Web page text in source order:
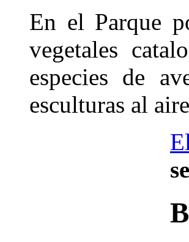
En el Parque
vegetales
especies de
esculturas al